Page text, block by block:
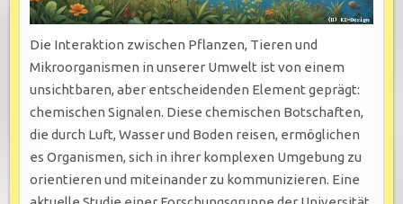
Die Interaktion zwischen Pflanzen, Tieren und
Mikroorganismen in unserer Umwelt ist von einem
unsichtbaren, aber entscheidenden Element geprägt:
chemischen Signalen. Diese chemischen Botschaften,
die durch Luft, Wasser und Boden reisen, ermöglichen
es Organismen, sich in ihrer komplexen Umgebung zu
orientieren und miteinander zu kommunizieren. Eine